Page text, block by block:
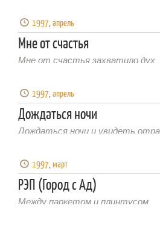
1997,апрель
Мне от счастья
Мне от счастья захватило дух
1997,апрель
Дождаться ночи
Дождаться ночи и увидеть
1997,март
РЭП (Город с Ад)
Между паркетом и плинтусом